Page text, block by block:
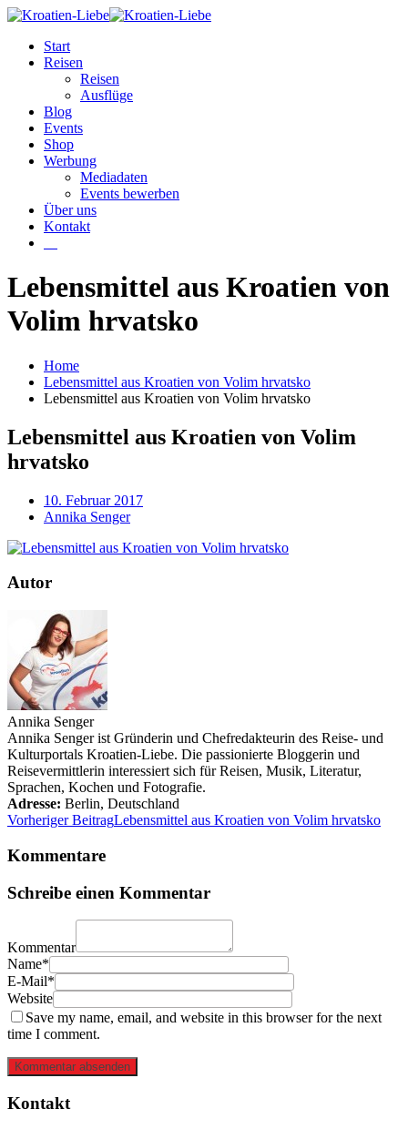
Start
Reisen
Reisen
Ausflüge
Blog
Events
Shop
Werbung
Mediadaten
Events bewerben
Über uns
Kontakt
Lebensmittel aus Kroatien von
Volim hrvatsko
Home
Lebensmittel aus Kroatien von Volim hrvatsko
Lebensmittel aus Kroatien von Volim hrvatsko
Lebensmittel aus Kroatien von Volim
hrvatsko
10. Februar 2017
Annika Senger
Autor
Annika Senger
Annika Senger ist Gründerin und Chefredakteurin des Reise- und
Kulturportals Kroatien-Liebe. Die passionierte Bloggerin und
Reisevermittlerin interessiert sich für Reisen, Musik, Literatur,
Sprachen, Kochen und Fotografie.
Adresse: Berlin, Deutschland
Vorheriger BeitragLebensmittel aus Kroatien von Volim hrvatsko
Kommentare
Schreibe einen Kommentar
Kommentar
Name*
E-Mail*
Website
Save my name, email, and website in this browser for the next
time I comment.
Kommentar absenden
Kontakt